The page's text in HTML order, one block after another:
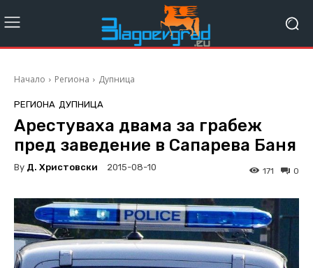
Начало Региона Дупница
РЕГИОНА ДУПНИЦА
Арестуваха двама за грабеж
пред заведение в Сапарева Баня
By Д. Христовски 2015-08-10 0
171